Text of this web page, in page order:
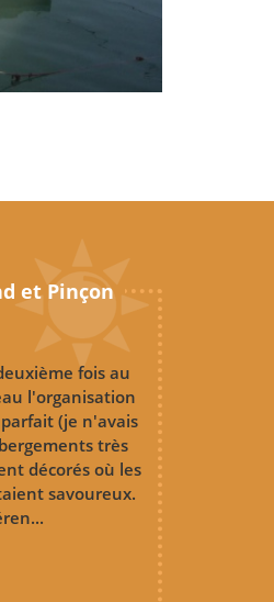
et Pinçon
fois au
l'organisation
(je n'avais
très
décorés où les
savoureux.